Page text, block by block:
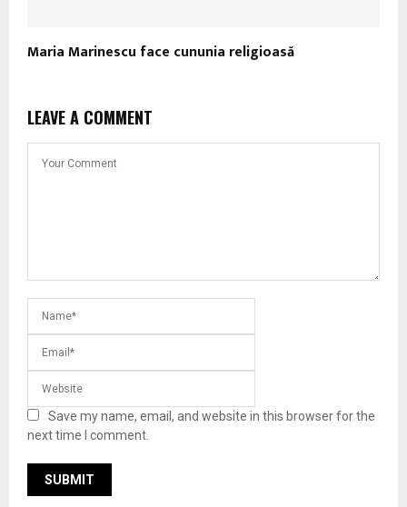
Maria Marinescu face cununia religioasă
LEAVE A COMMENT
Save my name, email, and website in this browser for the
next time I comment.